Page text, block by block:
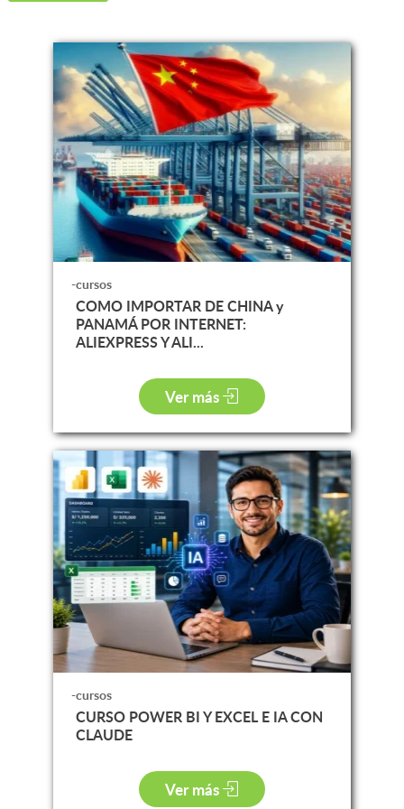
-cursos
COMO IMPORTAR DE CHINA y
PANAMÁ POR INTERNET:
ALIEXPRESS Y ALI...
Ver más
-cursos
CURSO POWER BI Y EXCEL E IA CON
CLAUDE
Ver más